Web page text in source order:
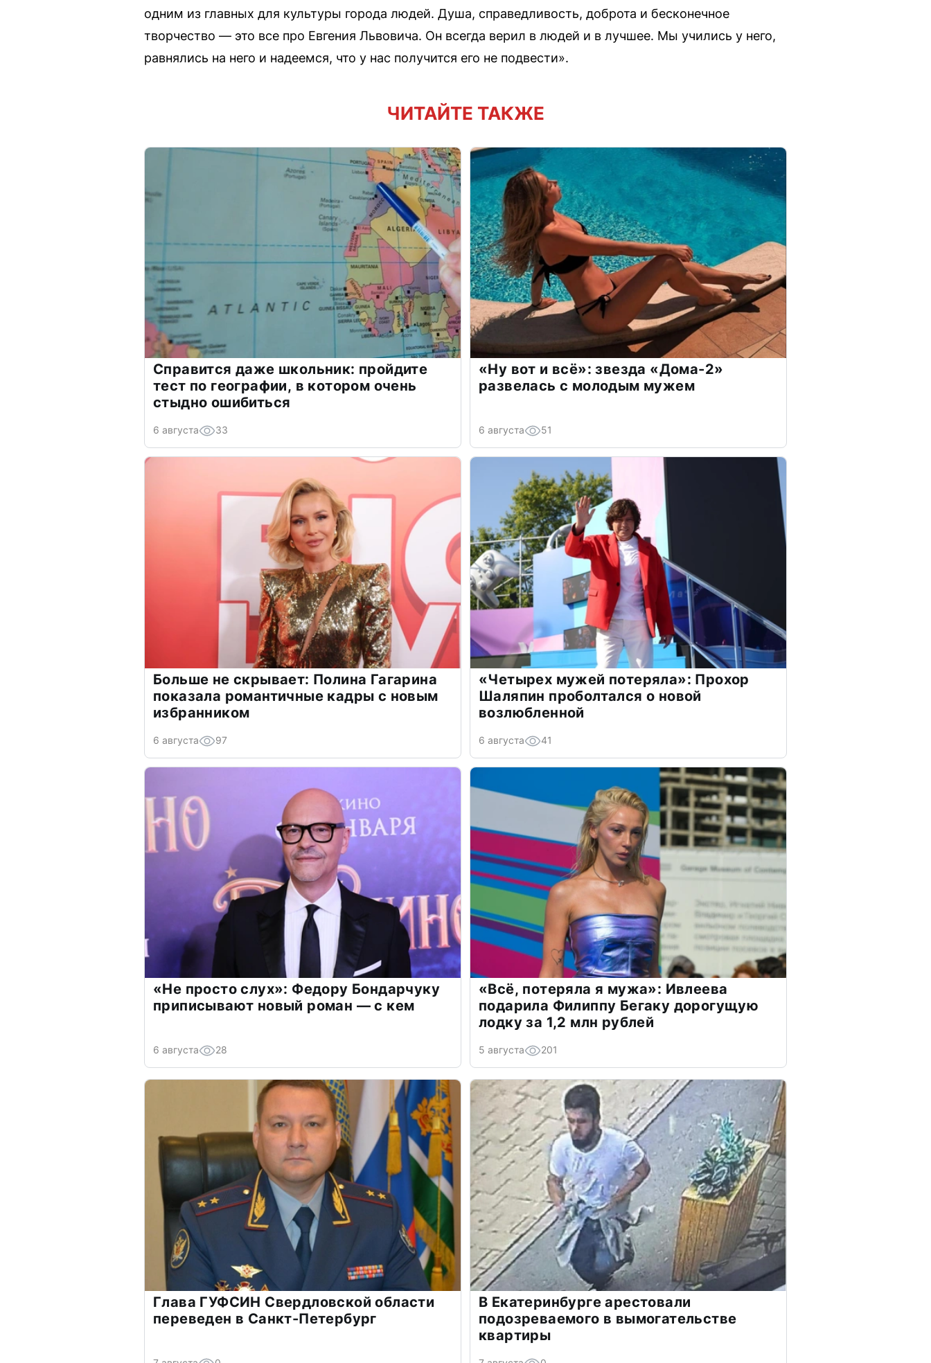
одним из главных для культуры города людей. Душа, справедливость, доброта и бесконечное
творчество — это все про Евгения Львовича. Он всегда верил в людей и в лучшее. Мы учились у него,
равнялись на него и надеемся, что у нас получится его не подвести».
ЧИТАЙТЕ ТАКЖЕ
Справится даже школьник: пройдите
тест по географии, в котором очень
стыдно ошибиться
6 августа 33
«Ну вот и всё»: звезда «Дома-2»
развелась с молодым мужем
6 августа 51
Больше не скрывает: Полина Гагарина
показала романтичные кадры с новым
избранником
6 августа 97
«Четырех мужей потеряла»: Прохор
Шаляпин проболтался о новой
возлюбленной
6 августа 41
«Не просто слух»: Федору Бондарчуку
приписывают новый роман — с кем
6 августа 28
«Всё, потеряла я мужа»: Ивлеева
подарила Филиппу Бегаку дорогущую
лодку за 1,2 млн рублей
5 августа 201
Глава ГУФСИН Свердловской области
переведен в Санкт-Петербург
В Екатеринбурге арестовали
подозреваемого в вымогательстве
квартиры